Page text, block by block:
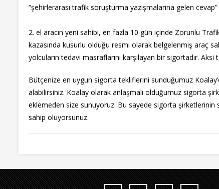
“şehirlerarası trafik soruşturma yazışmalarına gelen
2. el aracın yeni sahibi, en fazla 10 gün içinde Zorunlu Trafik
kazasında kusurlu olduğu resmi olarak belgelenmiş araç
yolcuların tedavi masraflarını karşılayan bir sigortadır.
Bütçenize en uygun sigorta tekliflerini sunduğumuz
alabilirsiniz. Koalay olarak anlaşmalı olduğumuz sigorta
eklemeden size sunuyoruz. Bu sayede sigorta şirketlerinin
sahip oluyorsunuz.